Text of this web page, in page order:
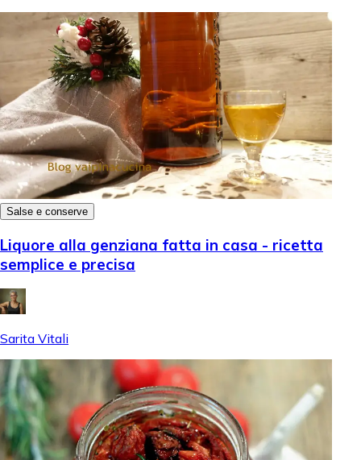
Salse e conserve
Liquore alla genziana fatta in casa - ricetta
semplice e precisa
Sarita Vitali